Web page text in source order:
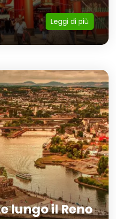
Leggi di più
lungo il Reno